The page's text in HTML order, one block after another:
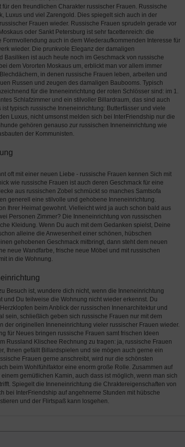
den freundlichen Charakter russischer Frauen. Russische
Luxus und viel Zarengold. Dies spiegelt sich auch in der
Frauen wieder. Russische Frauen sprudeln gerade vor
oder Sankt Petersburg ist sehr facettenreich: die
auch in dem Wiederaufkommenden Interesse für
wieder. Die prunkvole Eleganz der damaligen
Basiliken ist auch heute noch im Geschmack von russische
dem Vororten Moskaus um, erblickt man vor allem immer
in denen russische Frauen leben, arbeiten und
Russen und zeugen des damaligen Baubooms. Typisch
für die Inneneinrichtung der roten Schlösser sind: im 1.
Schlafzimmer und ein stilvoller Billardraum, das sind auch
typisch russische Inneneinrichtung: Butterfässer und viele
Luxus, nicht umsonst melden sich bei InterFriendship nur die
gehören genauso zur russischen Inneneinrichtung wie
der Kommunisten.
oft mit einer neuen Liebe - russische Frauen kennen Sich mit
wie russische Frauen ist auch deren Geschmack für eine
aus russischen Zobel schmückt so manches Samtsofa
generell eine stilvolle und gehobene Inneneinrichtung.
Ihrer Heimat gewohnt. Vielleicht wird ja auch schon bald aus
Personen Zimmer? Die Inneneinrichtung von russischen
Kleidung. Wenn Du auch mit dem Gedanken spielst, Deine
alleine die Anwesenheit einer schönen, hübschen
gehobenen Geschmack mitbringt, dann steht dem neuen
neue Wandfarbe, frische neue Möbel und mit russischen
in die Wohnung.
Besuch ist, wundere dich nicht, wenn die Inneneinrichtung
und Du teilweise die Wohnung nicht wieder erkennst. Du
beim Anblick der russischen Innenarchitektur und
sein, schließlich geben sich russische Frauen nur mit dem
der originellen Inneneinrichtung vieler russischer Frauen wieder.
für Neues bringen russische Frauen samt frischen Ideen
Russland Klischee Rechnung zu tragen: ja, russische Frauen
Ihnen gefällt Billardspielen und sie mögen auch gerne ein
Frauen gerne anschreibt, wird nur die schönsten
beim Wohlfühlfaktor eine enorm große Rolle. Zusammen auf
gemütlichen Kamin, auch dass ist möglich, wenn man sich
Spiegelt die Inneneinrichtung die Chraktereigenschaften von
bei InterFriendship auf angehneme Stunden mit hübsche
und der Flirtspaß kann losgehen.